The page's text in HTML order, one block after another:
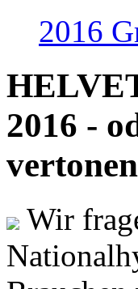
2016
2016 -
Wir